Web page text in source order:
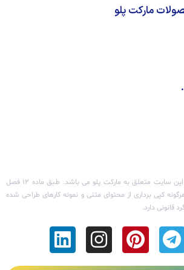
مارکت پلو
تمامی حقوق مادی و معنوی این سایت متعلق به مارکت پلو می باشد. طـبق ماده ۱۲ فصل
کپی برداری از محتوای متنی و نمونه کارهای طراحی شده
قانونی دارد.